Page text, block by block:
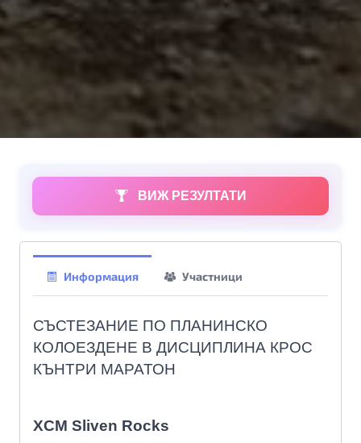
ВИЖ РЕЗУЛТАТИ
Информация Участници
СЪСТЕЗАНИЕ ПО ПЛАНИНСКО
КОЛОЕЗДЕНЕ В ДИСЦИПЛИНА КРОС
КЪНТРИ МАРАТОН
XCM Sliven Rocks